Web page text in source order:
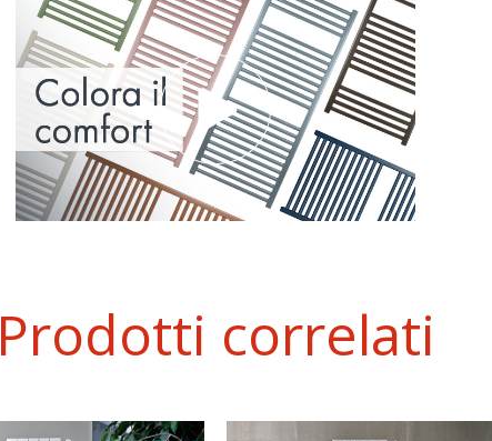
Prodotti correlati